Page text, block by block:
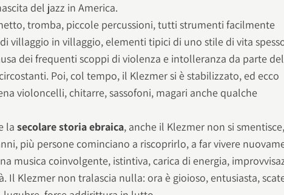
del jazz in America.
tromba, piccole percussioni, tutti strumenti facilmente
villaggio in villaggio, elementi tipici di uno stile di vita
dei frequenti scoppi di violenza e intolleranza da parte
Poi, col tempo, il Klezmer si è stabilizzato, ed ecco
violoncelli, chitarre, sassofoni, magari anche qualche
lasecolare storia ebraica, anche il Klezmer non si
più persone cominciano a riscoprirlo, a far vivere
musica coinvolgente, istintiva, carica di energia,
Il Klezmer non tralascia nulla: ora è gioioso, entusiasta,